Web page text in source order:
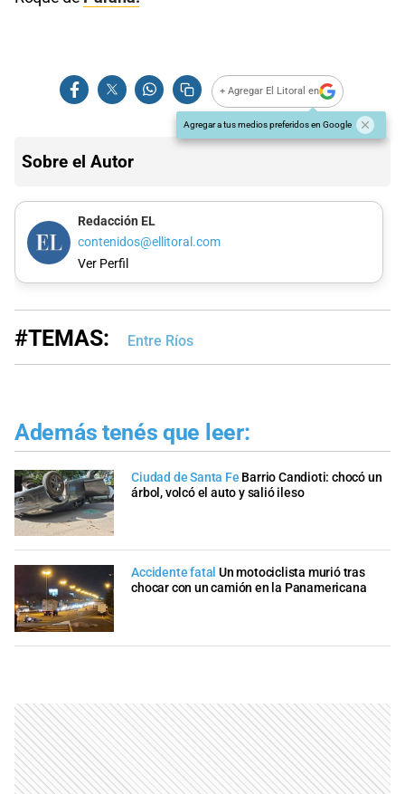
+ Agregar El Litoral en
Agregar a tus medios preferidos en Google
Sobre el Autor
Redacción EL
contenidos@ellitoral.com
Ver Perfil
#TEMAS: Entre Ríos
Además tenés que leer:
Ciudad de Santa Fe Barrio Candioti: chocó un
árbol, volcó el auto y salió ileso
Accidente fatal Un motociclista murió tras
chocar con un camión en la Panamericana